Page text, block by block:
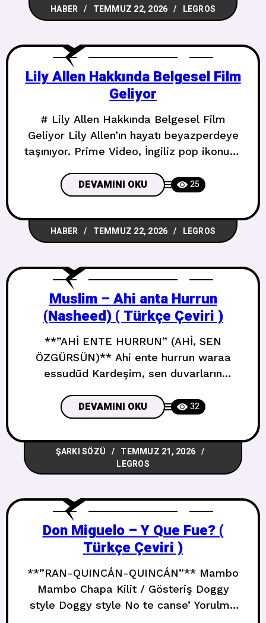
Daviss** canlandıracak. 26 yaşındaki
tanınıyor. Daviss daha önce **Do
Revenge**’de Camila Mendes,
HABER TEMMUZ 22, 2026 LEGROS
Lily Allen Hakkında Belgesel Film
Geliyor
# Lily Allen Hakkında Belgesel Film
Geliyor Lily Allen’ın hayatı beyazperdeye
taşınıyor. Prime Video, İngiliz pop ikonuna
hazırladığını duyurdu. ## MySpace
Kraliçesi’nden Kültürel Güce Henüz
isimsiz olan belgesel, Allen’ın ilk
yıllarından 2025’te yayımlanan ve büyük
alacak. Resmi açıklamaya göre film,
DEVAMINI OKU 25
HABER TEMMUZ 22, 2026 LEGROS
Muslim – Ahi anta Hurrun
(Nasheed) ( Türkçe Çeviri )
**”AHİ ENTE HURRUN” (AHİ, SEN
ÖZGÜRSÜN)** Ahi ente hurrun waraa
essudūd Kardeşim, sen duvarların
guyūd Kardeşim, o zincirlere rağmen
özgürsün İza künte billahi müstağsima
Eğer Allah’a sığınıyorsan Femâzâ
yedūruke keydül ‘abīd Kölelerin hilesi
sana ne yapabilir? Ahi setebīdu cüyüşüz-
olacak Ve yuşriqu fil kevni
DEVAMINI OKU 32
ŞARKI SÖZÜ
TEMMUZ 21, 2026
LEGROS
Don Miguelo – Y Que Fue? (
Türkçe Çeviri )
**”RAN-QUINCÁN-QUINCÁN”** Mambo
Mambo Chapa Kilit / Gösteriş Doggy
style Doggy style No te canse’ Yorulma